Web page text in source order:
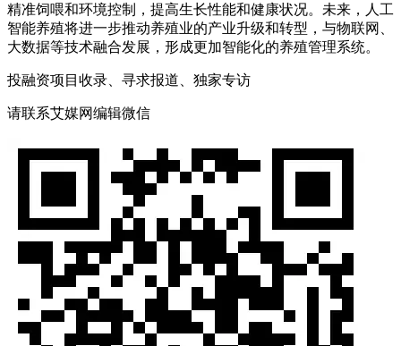
精准饲喂和环境控制，提高生长性能和健康状况。未来，人工
智能养殖将进一步推动养殖业的产业升级和转型，与物联网、
大数据等技术融合发展，形成更加智能化的养殖管理系统。
投融资项目收录、寻求报道、独家专访
请联系艾媒网编辑微信